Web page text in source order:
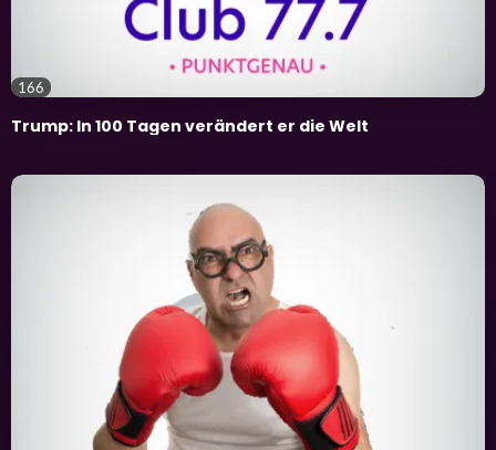
166
Trump: In 100 Tagen verändert er die Welt